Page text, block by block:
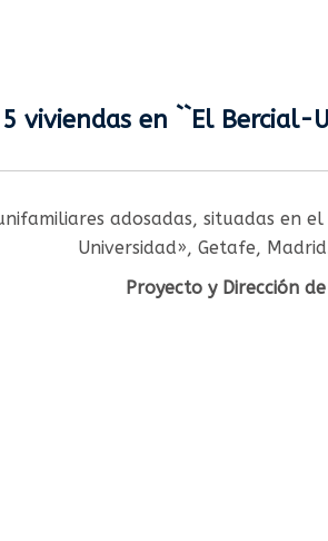
viviendas en ``El Bercial-
adosadas, situadas en
Universidad», Getafe,
Proyecto y Dirección